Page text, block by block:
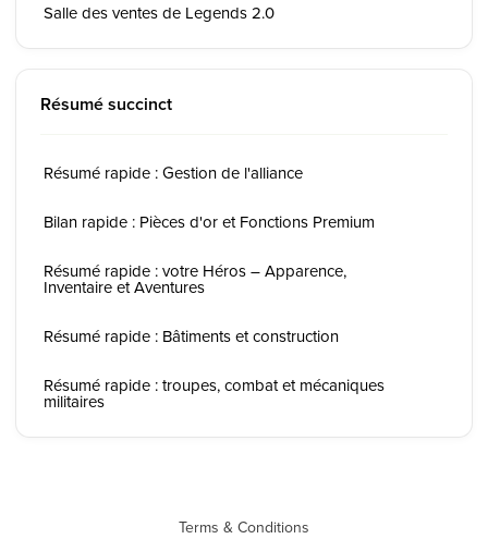
Salle des ventes de Legends 2.0
Résumé succinct
Résumé rapide : Gestion de l'alliance
Bilan rapide : Pièces d'or et Fonctions Premium
Résumé rapide : votre Héros – Apparence,
Inventaire et Aventures
Résumé rapide : Bâtiments et construction
Résumé rapide : troupes, combat et mécaniques
militaires
Terms & Conditions